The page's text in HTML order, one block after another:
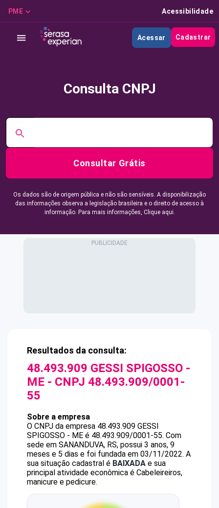
PME Acessibilidade
Acessar Cadastrar
Consulta CNPJ
Consultar Grátis
Os dados são de origem pública e não são sensíveis. A disponibilização
das informações observa a legislação brasileira e o direito de acesso à
informação. Para mais informações, Clique aqui.
Resultados da consulta:
48.493.909 GESSI SPIGOSSO -
ME - CNPJ 48.493.909/0001-
55
Sobre a empresa
O CNPJ da empresa 48.493.909 GESSI
SPIGOSSO - ME é 48.493.909/0001-55. Com
sede em SANANDUVA, RS, possui 3 anos, 9
meses e 5 dias e foi fundada em 03/11/2022. A
sua situação cadastral é BAIXADA e sua
principal atividade econômica é Cabeleireiros,
manicure e pedicure.